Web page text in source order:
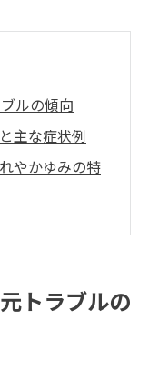
ルの傾向
主な症状例
やかゆみの特
トラブルの